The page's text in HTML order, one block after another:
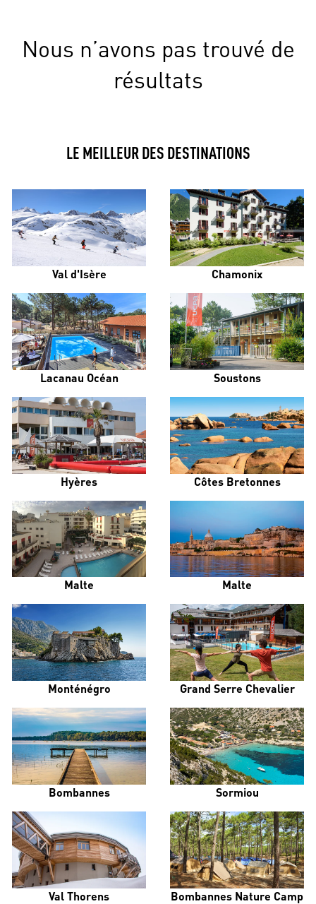
Nous n’avons pas trouvé de
résultats
LE MEILLEUR DES DESTINATIONS
Val d'Isère Chamonix
Lacanau Océan Soustons
Hyères Côtes Bretonnes
Malte Malte
Monténégro Grand Serre Chevalier
Bombannes Sormiou
Val Thorens Bombannes Nature Camp